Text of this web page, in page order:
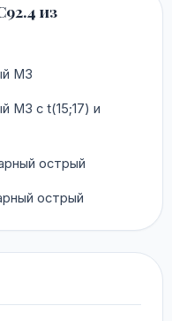
из
M3
M3 с t(15;17) и
острый
острый